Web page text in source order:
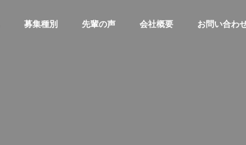
募集種別 先輩の声 会社概要 お問い合わ